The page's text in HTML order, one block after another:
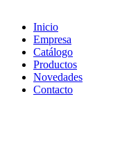
Inicio
Empresa
Catálogo
Productos
Novedades
Contacto